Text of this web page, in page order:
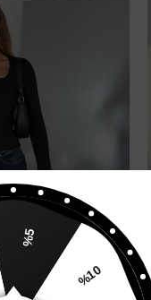
- Siyah
%10